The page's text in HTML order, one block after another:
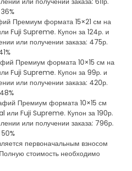
Премиум формата 15×21 см на
Fuji Supreme. Купон за 124р. и
или получении заказа: 475р.
Премиум формата 10×15 см на
Fuji Supreme. Купон за 99р. и
или получении заказа: 420р.
Премиум формата 10×15 см
или Fuji Supreme. Купон за 190р.
или получении заказа: 796р.
первоначальным взносом
стоимость необходимо